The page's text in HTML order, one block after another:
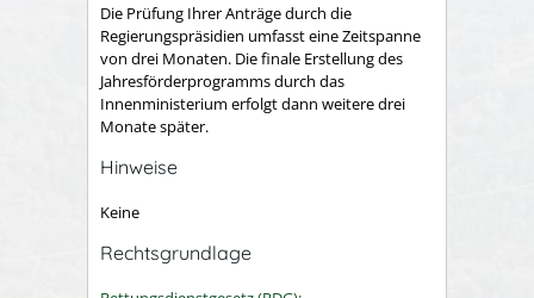
Die Prüfung Ihrer Anträge durch die
Regierungspräsidien umfasst eine Zeitspanne
von drei Monaten. Die finale Erstellung des
Jahresförderprogramms durch das
Innenministerium erfolgt dann weitere drei
Monate später.
Hinweise
Keine
Rechtsgrundlage